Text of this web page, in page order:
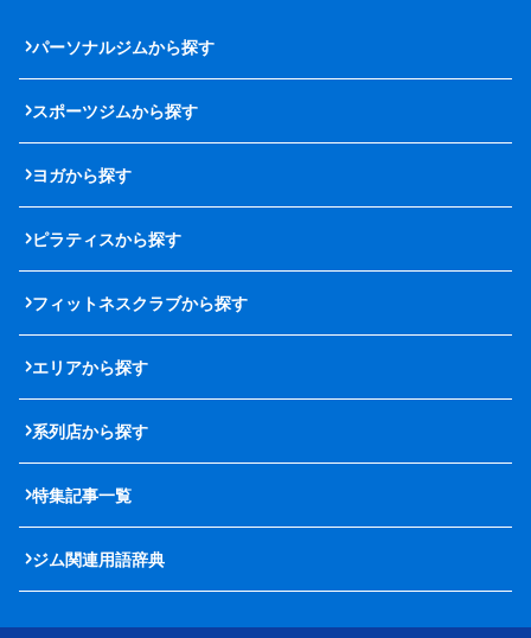
パーソナルジムから探す
スポーツジムから探す
ヨガから探す
ピラティスから探す
フィットネスクラブから探す
エリアから探す
系列店から探す
特集記事一覧
ジム関連用語辞典